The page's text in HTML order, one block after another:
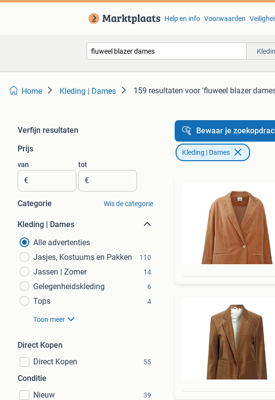
Help en info Voorwaarden
Home Kleding | Dames 159 resultaten voor 'fluweel blazer
Verfijn resultaten
Prijs
van
€
tot
€
Categorie Wis de categorie
Kleding | Dames
Alle advertenties
Jasjes, Kostuums en Pakken
110
Jassen | Zomer 14
Gelegenheidskleding 6
Tops 4
Toon meer
Direct Kopen
Direct Kopen
55
Conditie
Nieuw
39
Bewaar je
Kleding | Dames